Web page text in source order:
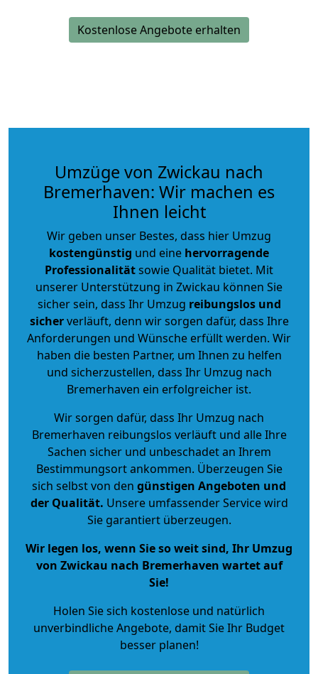
Kostenlose Angebote erhalten
Umzüge von Zwickau nach
Bremerhaven: Wir machen es
Ihnen leicht
Wir geben unser Bestes, dass hier Umzug
kostengünstig und eine hervorragende
Professionalitätsowie Qualität bietet. Mit
unserer Unterstützung in Zwickau können Sie
sicher sein, dass Ihr Umzug reibungslos und
sicherverläuft, denn wir sorgen dafür, dass Ihre
Anforderungen und Wünsche erfüllt werden. Wir
haben die besten Partner, um Ihnen zu helfen
und sicherzustellen, dass Ihr Umzug nach
Bremerhaven ein erfolgreicher ist.
Wir sorgen dafür, dass Ihr Umzug nach
Bremerhaven reibungslos verläuft und alle Ihre
Sachen sicher und unbeschadet an Ihrem
Bestimmungsort ankommen. Überzeugen Sie
sich selbst von den günstigen Angeboten und
der Qualität. Unsere umfassender Service wird
Sie garantiert überzeugen.
Wir legen los, wenn Sie so weit sind, Ihr Umzug
von Zwickau nach Bremerhaven wartet auf
Sie!
Holen Sie sich kostenlose und natürlich
unverbindliche Angebote, damit Sie Ihr Budget
besser planen!